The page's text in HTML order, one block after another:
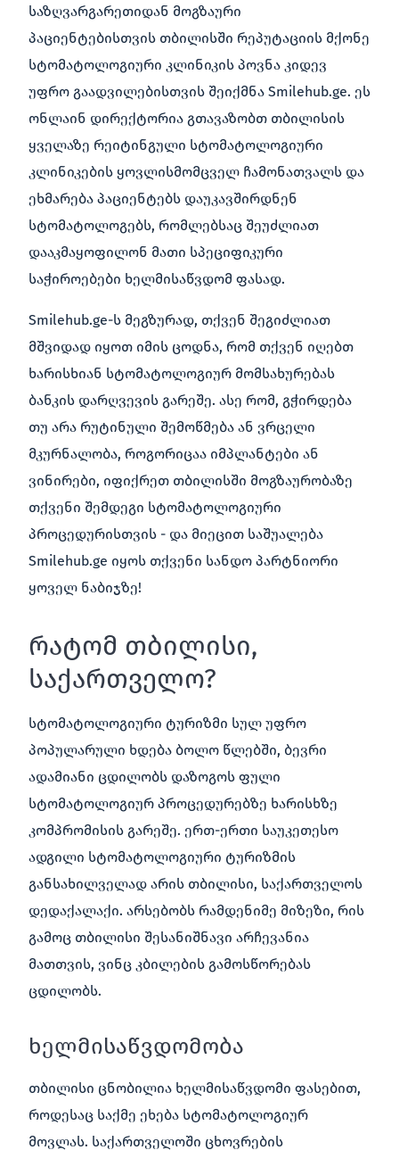
საზღვარგარეთიდან მოგზაური
პაციენტებისთვის თბილისში რეპუტაციის მქონე
სტომატოლოგიური კლინიკის პოვნა კიდევ
უფრო გაადვილებისთვის შეიქმნა Smilehub.ge. ეს
ონლაინ დირექტორია გთავაზობთ თბილისის
ყველაზე რეიტინგული სტომატოლოგიური
კლინიკების ყოვლისმომცველ ჩამონათვალს და
ეხმარება პაციენტებს დაუკავშირდნენ
სტომატოლოგებს, რომლებსაც შეუძლიათ
დააკმაყოფილონ მათი სპეციფიკური
საჭიროებები ხელმისაწვდომ ფასად.
Smilehub.ge-ს მეგზურად, თქვენ შეგიძლიათ
მშვიდად იყოთ იმის ცოდნა, რომ თქვენ იღებთ
ხარისხიან სტომატოლოგიურ მომსახურებას
ბანკის დარღვევის გარეშე. ასე რომ, გჭირდება
თუ არა რუტინული შემოწმება ან ვრცელი
მკურნალობა, როგორიცაა იმპლანტები ან
ვინირები, იფიქრეთ თბილისში მოგზაურობაზე
თქვენი შემდეგი სტომატოლოგიური
პროცედურისთვის - და მიეცით საშუალება
Smilehub.ge იყოს თქვენი სანდო პარტნიორი
ყოველ ნაბიჯზე!
რატომ თბილისი,
საქართველო?
სტომატოლოგიური ტურიზმი სულ უფრო
პოპულარული ხდება ბოლო წლებში, ბევრი
ადამიანი ცდილობს დაზოგოს ფული
სტომატოლოგიურ პროცედურებზე ხარისხზე
კომპრომისის გარეშე. ერთ-ერთი საუკეთესო
ადგილი სტომატოლოგიური ტურიზმის
განსახილველად არის თბილისი, საქართველოს
დედაქალაქი. არსებობს რამდენიმე მიზეზი, რის
გამოც თბილისი შესანიშნავი არჩევანია
მათთვის, ვინც კბილების გამოსწორებას
ცდილობს.
ხელმისაწვდომობა
თბილისი ცნობილია ხელმისაწვდომი ფასებით,
როდესაც საქმე ეხება სტომატოლოგიურ
მოვლას. საქართველოში ცხოვრების